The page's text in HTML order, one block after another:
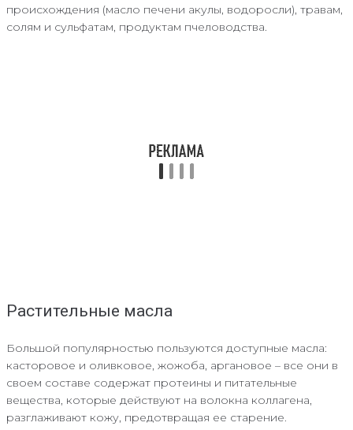
происхождения (масло печени акулы, водоросли), травам,
солям и сульфатам, продуктам пчеловодства.
Растительные масла
Большой популярностью пользуются доступные масла:
касторовое и оливковое, жожоба, аргановое – все они в
своем составе содержат протеины и питательные
вещества, которые действуют на волокна коллагена,
разглаживают кожу, предотвращая ее старение.